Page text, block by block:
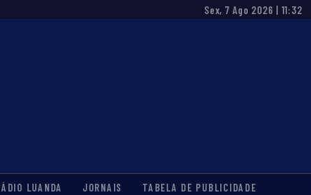
Sex, 7 Ago 2026 | 11:32
LUANDA JORNAIS TABELA DE PUBLICIDADE